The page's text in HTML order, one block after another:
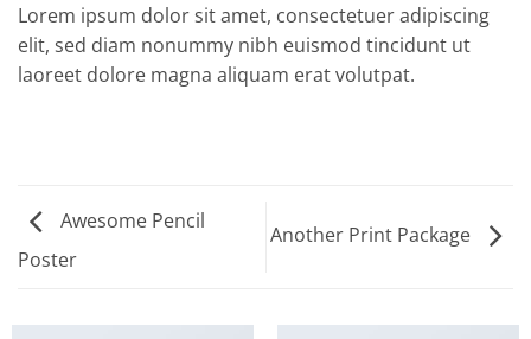
Lorem ipsum dolor sit amet, consectetuer adipiscing
elit, sed diam nonummy nibh euismod tincidunt ut
laoreet dolore magna aliquam erat volutpat.
Awesome Pencil
Poster
Another Print Package